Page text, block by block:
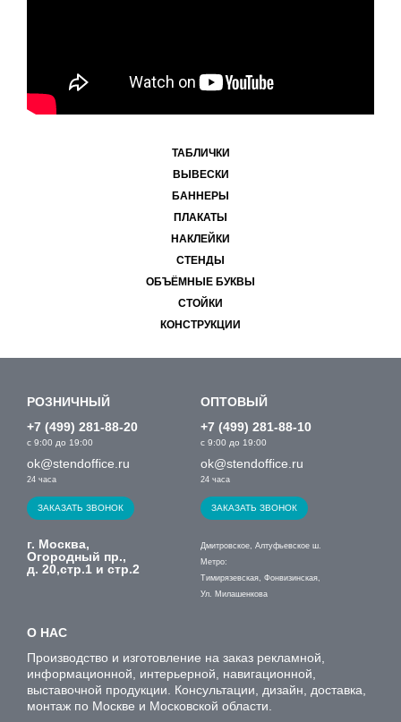
ТАБЛИЧКИ
ВЫВЕСКИ
БАННЕРЫ
ПЛАКАТЫ
НАКЛЕЙКИ
СТЕНДЫ
ОБЪЁМНЫЕ БУКВЫ
СТОЙКИ
КОНСТРУКЦИИ
РОЗНИЧНЫЙ
+7 (499) 281-88-20
с 9:00 до 19:00
ok@stendoffice.ru
24 часа
ЗАКАЗАТЬ ЗВОНОК
ОПТОВЫЙ
+7 (499) 281-88-10
с 9:00 до 19:00
ok@stendoffice.ru
24 часа
ЗАКАЗАТЬ ЗВОНОК
г. Москва,
Огородный пр.,
д. 20,стр.1 и стр.2
Дмитровское, Алтуфьевское ш.
Метро:
Тимирязевская, Фонвизинская,
Ул. Милашенкова
О НАС
Производство и изготовление на заказ рекламной,
информационной, интерьерной, навигационной,
выставочной продукции. Консультации, дизайн, доставка,
монтаж по Москве и Московской области.